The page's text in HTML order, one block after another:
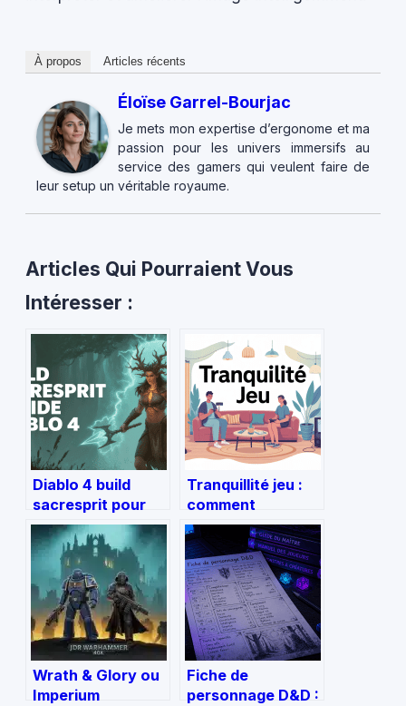
À propos Articles récents
Éloïse Garrel-Bourjac
Je mets mon expertise d’ergonome et ma
passion pour les univers immersifs au
service des gamers qui veulent faire de
leur setup un véritable royaume.
Articles Qui Pourraient Vous
Intéresser :
Diablo 4 build
sacresprit pour
druide : le guide
complet et
polyvalent
Tranquillité jeu :
comment
retrouver un
rapport apaisé au
gaming
Wrath & Glory ou
Imperium
Fiche de
personnage D&D :